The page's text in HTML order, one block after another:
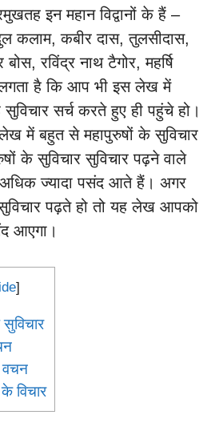
इन महान विद्वानों के हैं –
कलाम, कबीर दास, तुलसीदास,
रविंद्र नाथ टैगोर, महर्षि
है कि आप भी इस लेख में
सुविचार सर्च करते हुए ही पहुंचे हो।
में बहुत से महापुरुषों के सुविचार
के सुविचार सुविचार पढ़ने वाले
अधिक ज्यादा पसंद आते हैं। अगर
पढ़ते हो तो यह लेख आपको
आएगा।
]
वचन
विचार